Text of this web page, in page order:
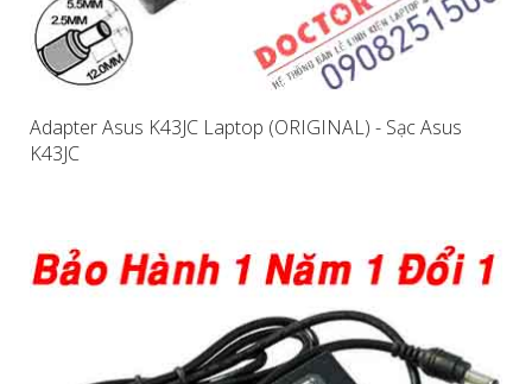
Adapter Asus K43JC Laptop (ORIGINAL) - Sạc Asus
K43JC